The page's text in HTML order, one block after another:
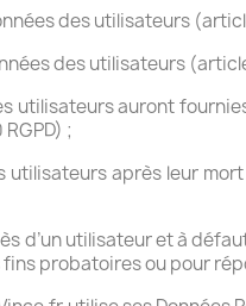
des utilisateurs
des utilisateurs (article
utilisateurs auront
;
après leur
d’un utilisateur et à
probatoires ou pour